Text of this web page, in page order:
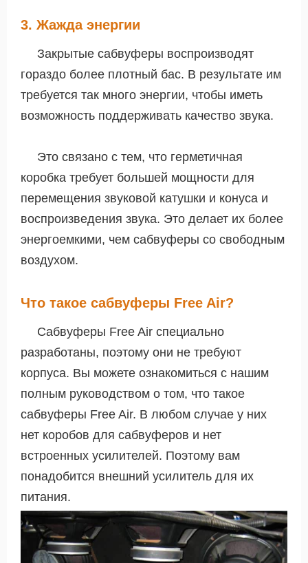
3. Жажда энергии
Закрытые сабвуферы воспроизводят
гораздо более плотный бас. В результате им
требуется так много энергии, чтобы иметь
возможность поддерживать качество звука.
Это связано с тем, что герметичная
коробка требует большей мощности для
перемещения звуковой катушки и конуса и
воспроизведения звука. Это делает их более
энергоемкими, чем сабвуферы со свободным
воздухом.
Что такое сабвуферы Free Air?
Сабвуферы Free Air специально
разработаны, поэтому они не требуют
корпуса. Вы можете ознакомиться с нашим
полным руководством о том, что такое
сабвуферы Free Air. В любом случае у них
нет коробов для сабвуферов и нет
встроенных усилителей. Поэтому вам
понадобится внешний усилитель для их
питания.